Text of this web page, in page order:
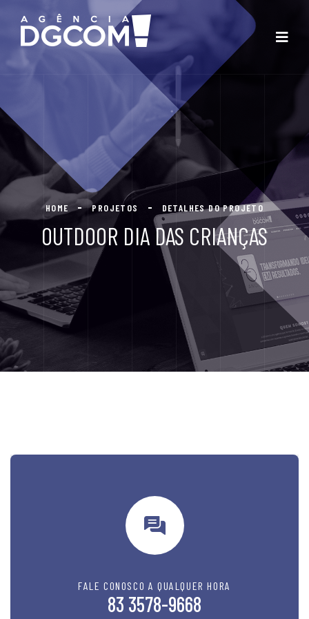
HOME PROJETOS DETALHES DO PROJETO
OUTDOOR DIA DAS CRIANÇAS
FALE CONOSCO A QUALQUER HORA
83 3578-9668